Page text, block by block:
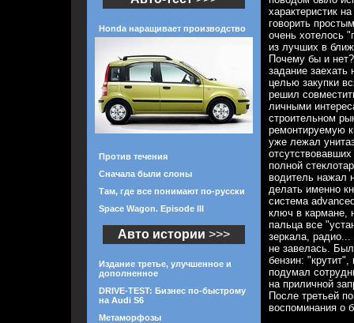
Honda наращивает производство
Против течения
Сначала были слоны
Там, где все понимают по-русски
Space Wagon. Episode III
Авто истории >>>
Издание третье, улучшенное и
дополненное
DRIVE-TEST: Бизнес по-быстрому
на Audi S6
Метаморфозы
характеристик
говорить
очень хотелось
из лучших в
Почему бы и
задание заехать
целью закупки
решил
личными
строительном
ремонтируемую
уже лежал
полной
водитель нажал
делать именно
система
ключ в кармане,
пальца все
зеркала,
не завелась.
бензин:
подумал
на приличной
После третьей
воспоминания о